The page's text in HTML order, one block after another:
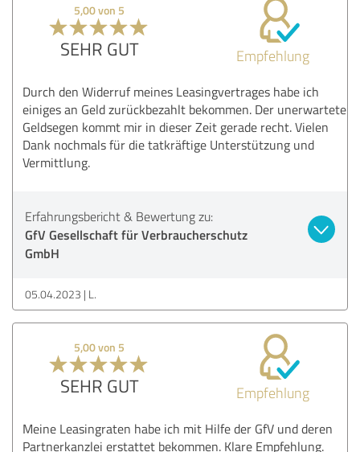
5,00 von 5
SEHR GUT Empfehlung
Durch den Widerruf meines Leasingvertrages habe ich
einiges an Geld zurückbezahlt bekommen. Der unerwartete
Geldsegen kommt mir in dieser Zeit gerade recht. Vielen
Dank nochmals für die tatkräftige Unterstützung und
Vermittlung.
Erfahrungsbericht & Bewertung zu:
GfV Gesellschaft für Verbraucherschutz
GmbH
05.04.2023 L.
5,00 von 5
SEHR GUT Empfehlung
Meine Leasingraten habe ich mit Hilfe der GfV und deren
Partnerkanzlei erstattet bekommen. Klare Empfehlung.